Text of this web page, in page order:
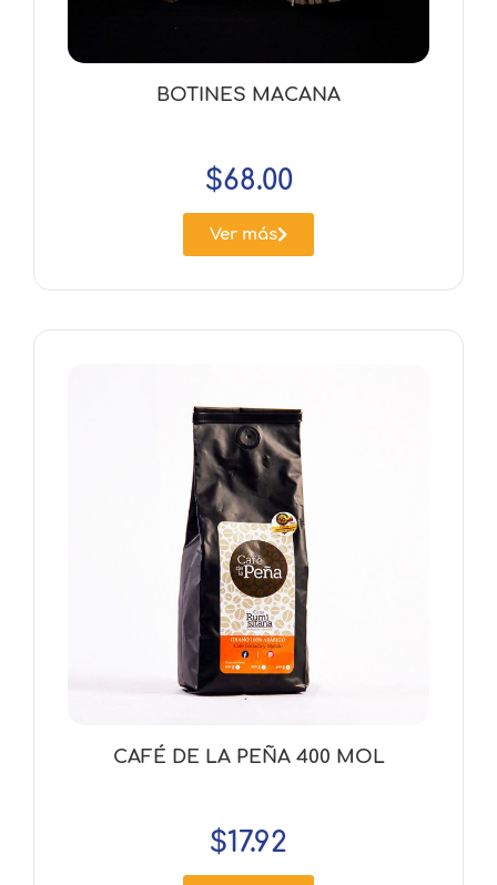
BOTINES MACANA
$68.00
Ver más
CAFÉ DE LA PEÑA 400 MOL
$17.92